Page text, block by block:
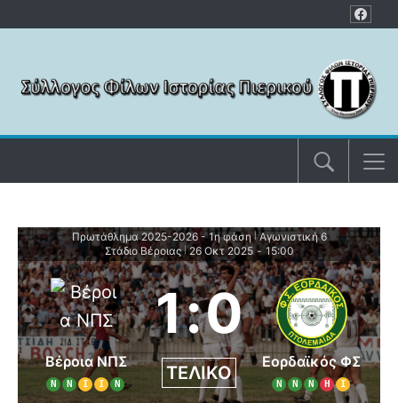
Πρωτάθλημα 2025-2026 - 1η φάση | Αγωνιστική 6
Στάδιο Βέροιας | 26 Οκτ 2025 - 15:00
Βέροια ΝΠΣ
Ν Ν Ι Ι Ν
1:0
ΤΕΛΙΚΌ
Εορδαϊκός ΦΣ
Ν Ν Ν Η Ι